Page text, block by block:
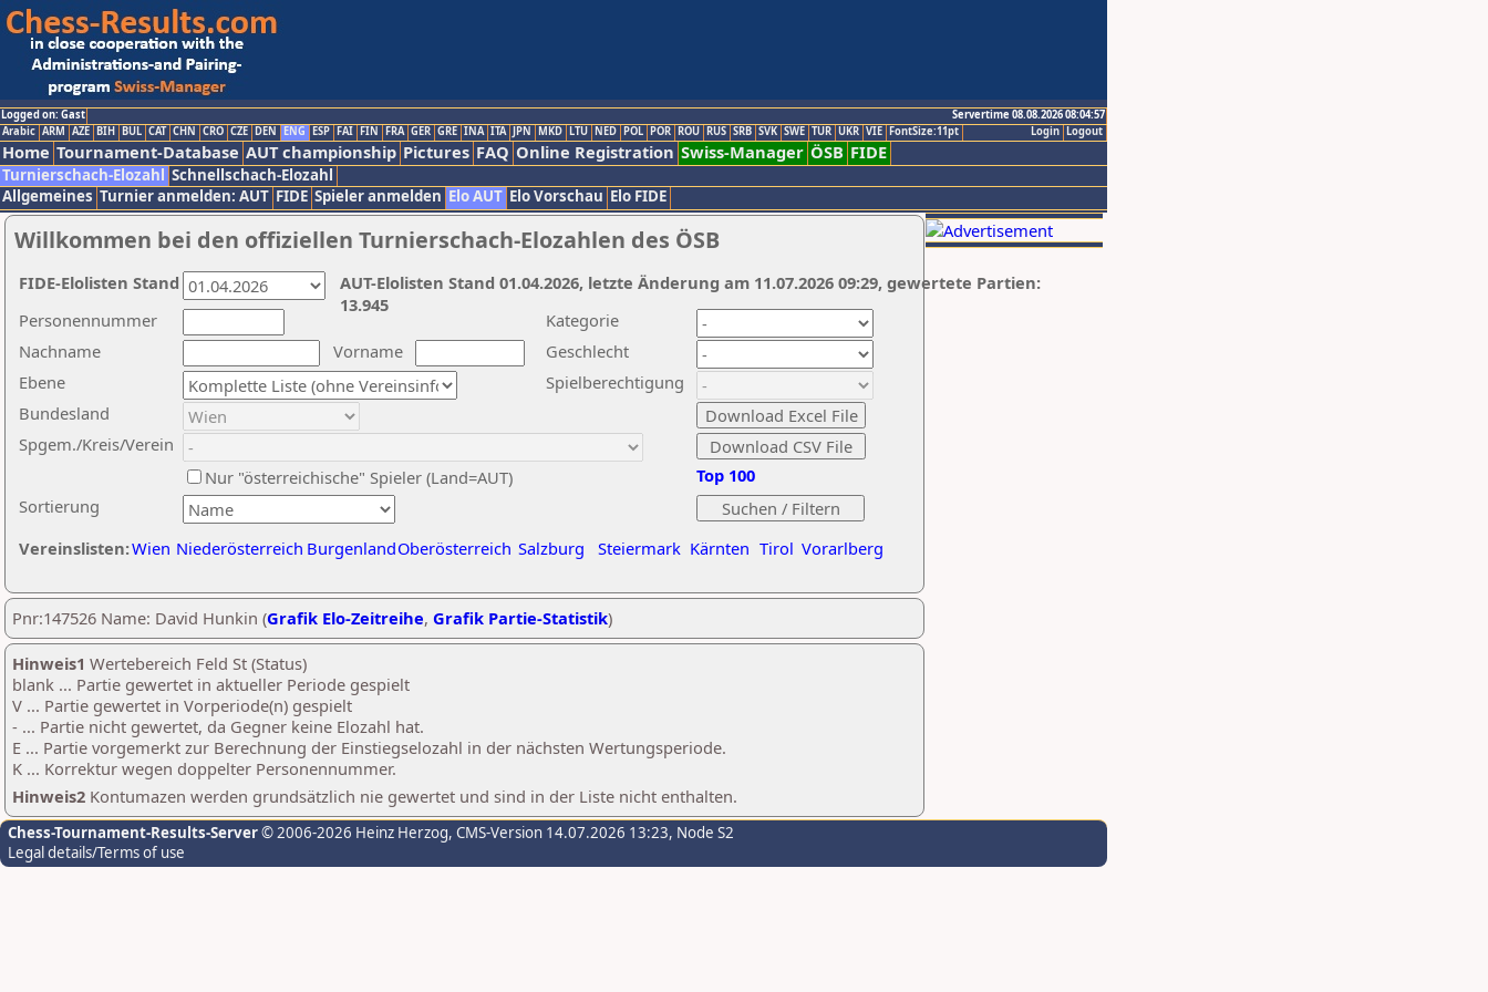
Logged on: Gast
Servertime 08.08.2026 08:04:57
Logout
Login
Arabic ARM AZE BIH BUL CAT CHN CRO CZE DEN ENG ESP FAI FIN FRA GER GRE INA ITA JPN MKD LTU NED POL POR ROU RUS SRB SVK SWE TUR UKR VIE FontSize:11pt
Home Tournament-Database AUT championship Pictures FAQ Online Registration Swiss-Manager ÖSB FIDE
Turnierschach-Elozahl Schnellschach-Elozahl
Allgemeines Turnier anmelden: AUT FIDE Spieler anmelden Elo AUT Elo Vorschau Elo FIDE
Willkommen bei den offiziellen Turnierschach-Elozahlen des ÖSB
Nachname
Vorname
Ebene
Kategorie
Sortierung
Personennummer
Bundesland
Spgem./Kreis/Verein
Geschlecht
Nur "österreichische" Spieler (Land=AUT)
Spielberechtigung
Vereinslisten:Wien Niederösterreich BurgenlandOberösterreich Salzburg Steiermark Kärnten Tirol Vorarlberg
Top 100
AUT-Elolisten Stand 01.04.2026, letzte Änderung am 11.07.2026 09:29, gewertete Partien:
13.945
FIDE-Elolisten Stand
Pnr:147526 Name: David Hunkin (Grafik Elo-Zeitreihe, Grafik Partie-Statistik)
Hinweis1 Wertebereich Feld St (Status)
blank ... Partie gewertet in aktueller Periode gespielt
V ... Partie gewertet in Vorperiode(n) gespielt
- ... Partie nicht gewertet, da Gegner keine Elozahl hat.
E ... Partie vorgemerkt zur Berechnung der Einstiegselozahl in der nächsten Wertungsperiode.
K ... Korrektur wegen doppelter Personennummer.
Hinweis2 Kontumazen werden grundsätzlich nie gewertet und sind in der Liste nicht enthalten.
Chess-Tournament-Results-Server© 2006-2026 Heinz Herzog, CMS-Version 14.07.2026 13:23, Node S2
Legal details/Terms of use